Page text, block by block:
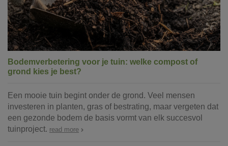
Bodemverbetering voor je tuin: welke compost of
grond kies je best?
Een mooie tuin begint onder de grond. Veel mensen
investeren in planten, gras of bestrating, maar vergeten dat
een gezonde bodem de basis vormt van elk succesvol
tuinproject. read more